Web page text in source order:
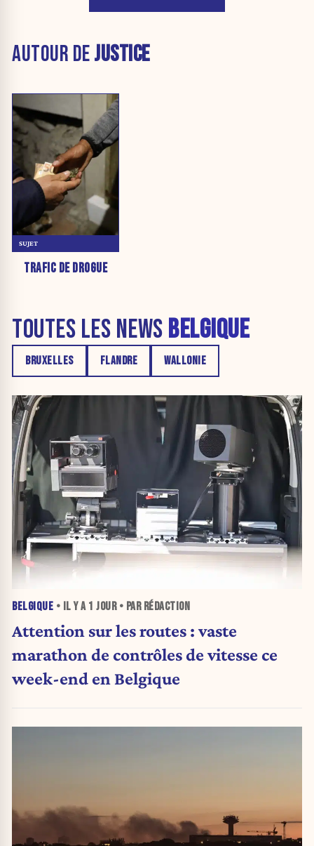
AUTOUR DEJUSTICE
TRAFIC DE DROGUE
SUJET
TOUTES LES NEWS BELGIQUE
BRUXELLES FLANDRE WALLONIE
BELGIQUE • IL Y A 1 JOUR• PAR RÉDACTION
Attention sur les routes : vaste
marathon de contrôles de vitesse ce
week-end en Belgique